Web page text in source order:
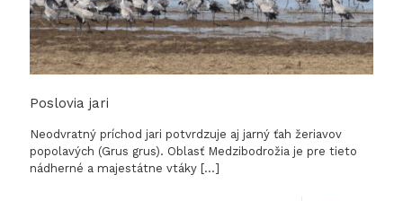
Poslovia jari
Neodvratný príchod jari potvrdzuje aj jarný ťah žeriavov
popolavých (Grus grus). Oblasť Medzibodrožia je pre tieto
nádherné a majestátne vtáky […]